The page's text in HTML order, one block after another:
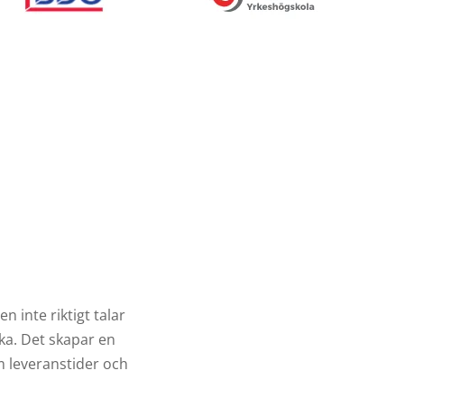
inte riktigt talar
Det skapar en
leveranstider och